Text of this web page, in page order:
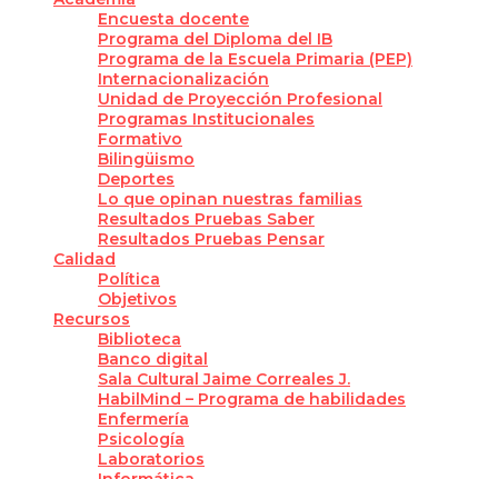
Encuesta docente
Programa del Diploma del IB
Programa de la Escuela Primaria (PEP)
Internacionalización
Unidad de Proyección Profesional
Programas Institucionales
Formativo
Bilingüismo
Deportes
Lo que opinan nuestras familias
Resultados Pruebas Saber
Resultados Pruebas Pensar
Calidad
Política
Objetivos
Recursos
Biblioteca
Banco digital
Sala Cultural Jaime Correales J.
HabilMind – Programa de habilidades
Enfermería
Psicología
Laboratorios